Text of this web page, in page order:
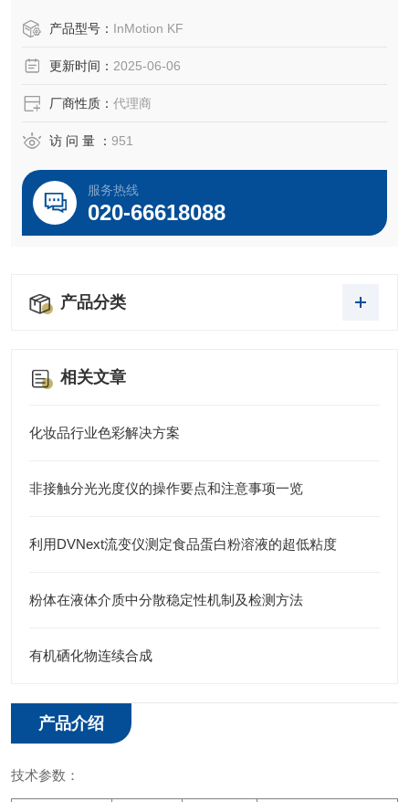
效率，使其在每个行业都是实验室里的仪器。
产品型号： InMotion KF
更新时间： 2025-06-06
厂商性质： 代理商
访 问 量 ： 951
服务热线
020-66618088
产品分类
相关文章
化妆品行业色彩解决方案
非接触分光光度仪的操作要点和注意事项一览
利用DVNext流变仪测定食品蛋白粉溶液的超低粘度
粉体在液体介质中分散稳定性机制及检测方法
有机硒化物连续合成
产品介绍
技术参数：